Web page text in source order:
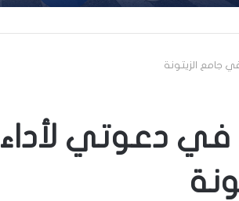
جامع الزيتونة
في دعوتي لأداء